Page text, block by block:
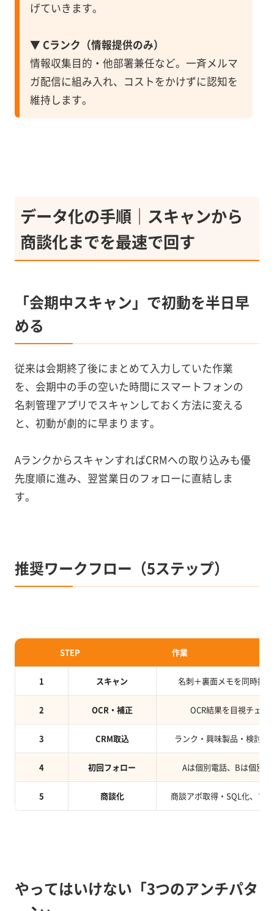
げていきます。
▼ Cランク（情報提供のみ）
情報収集目的・他部署兼任など。一斉メルマ
ガ配信に組み入れ、コストをかけずに認知を
維持します。
データ化の手順｜スキャンから
商談化までを最速で回す
「会期中スキャン」で初動を半日早
める
従来は会期終了後にまとめて入力していた作業
を、会期中の手の空いた時間にスマートフォンの
名刺管理アプリでスキャンしておく方法に変える
と、初動が劇的に早まります。
AランクからスキャンすればCRMへの取り込みも優
先度順に進み、翌営業日のフォローに直結しま
す。
推奨ワークフロー（5ステップ）
STEP 作業
1 スキャン 名刺＋裏面メモを同時撮
2 OCR・補正 OCR結果を目視チェッ
3 CRM取込 ランク・興味製品・検討時
4 初回フォロー Aは個別電話、Bは個別
5 商談化 商談アポ取得・SQL化、フ
やってはいけない「3つのアンチパタ